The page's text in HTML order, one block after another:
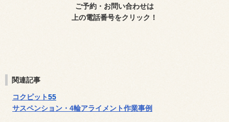
ご予約・お問い合わせは
上の電話番号をクリック！
関連記事
コクピット55
サスペンション・4輪アライメント作業事例